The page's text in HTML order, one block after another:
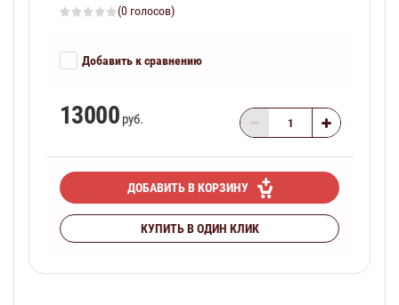
(0 голосов)
Добавить к сравнению
13000 руб.
ДОБАВИТЬ В КОРЗИНУ
КУПИТЬ В ОДИН КЛИК